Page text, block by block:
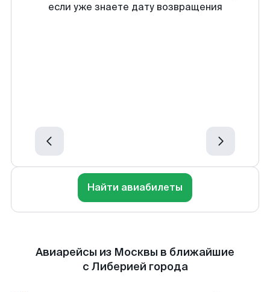
если уже знаете дату возвращения
Найти авиабилеты
Авиарейсы из Москвы в ближайшие
с Либерией города